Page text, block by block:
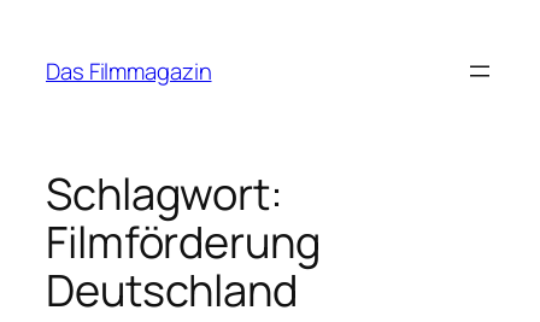
springen
Das Filmmagazin
Schlagwort:
Filmförderung
Deutschland